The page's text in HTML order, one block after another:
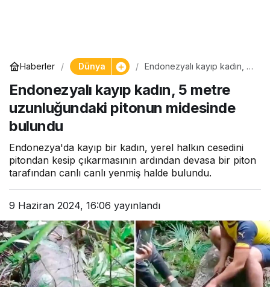
Haberler Dünya
Endonezyalı kayıp kadın, 5
pitonun midesinde bulundu
Endonezyalı kayıp kadın, 5 metre
uzunluğundaki pitonun midesinde
bulundu
Endonezya'da kayıp bir kadın, yerel halkın cesedini
pitondan kesip çıkarmasının ardından devasa bir piton
tarafından canlı canlı yenmiş halde bulundu.
9 Haziran 2024, 16:06 yayınlandı